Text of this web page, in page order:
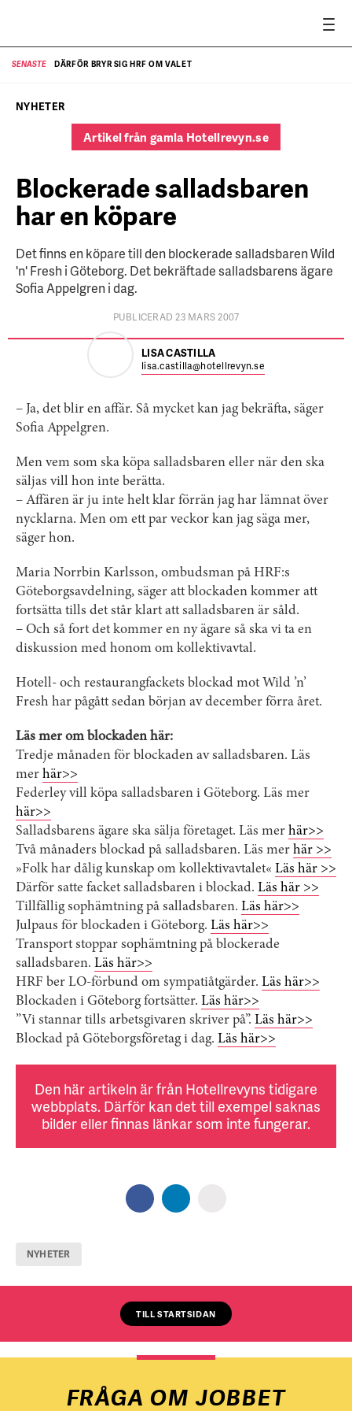
SENASTE DÄRFÖR BRYR SIG HRF OM VALET
NYHETER
Artikel från gamla Hotellrevyn.se
Blockerade salladsbaren
har en köpare
Det finns en köpare till den blockerade salladsbaren Wild
'n' Fresh i Göteborg. Det bekräftade salladsbarens ägare
Sofia Appelgren i dag.
PUBLICERAD 23 MARS 2007
LISA CASTILLA
lisa.castilla@hotellrevyn.se
– Ja, det blir en affär. Så mycket kan jag bekräfta, säger
Sofia Appelgren.
Men vem som ska köpa salladsbaren eller när den ska
säljas vill hon inte berätta.
– Affären är ju inte helt klar förrän jag har lämnat över
nycklarna. Men om ett par veckor kan jag säga mer,
säger hon.
Maria Norrbin Karlsson, ombudsman på HRF:s
Göteborgsavdelning, säger att blockaden kommer att
fortsätta tills det står klart att salladsbaren är såld.
– Och så fort det kommer en ny ägare så ska vi ta en
diskussion med honom om kollektivavtal.
Hotell- och restaurangfackets blockad mot Wild ’n’
Fresh har pågått sedan början av december förra året.
Läs mer om blockaden här:
Tredje månaden för blockaden av salladsbaren. Läs
mer här>>
Federley vill köpa salladsbaren i Göteborg. Läs mer
här>>
Salladsbarens ägare ska sälja företaget. Läs mer här>>
Två månaders blockad på salladsbaren. Läs mer här >>
»Folk har dålig kunskap om kollektivavtalet« Läs här >>
Därför satte facket salladsbaren i blockad. Läs här >>
Tillfällig sophämtning på salladsbaren. Läs här>>
Julpaus för blockaden i Göteborg. Läs här>>
Transport stoppar sophämtning på blockerade
salladsbaren. Läs här>>
HRF ber LO-förbund om sympatiåtgärder. Läs här>>
Blockaden i Göteborg fortsätter. Läs här>>
”Vi stannar tills arbetsgivaren skriver på”. Läs här>>
Blockad på Göteborgsföretag i dag. Läs här>>
Den här artikeln är från Hotellrevyns tidigare
webbplats. Därför kan det till exempel saknas
bilder eller finnas länkar som inte fungerar.
NYHETER
TILL STARTSIDAN
FRÅGA OM JOBBET